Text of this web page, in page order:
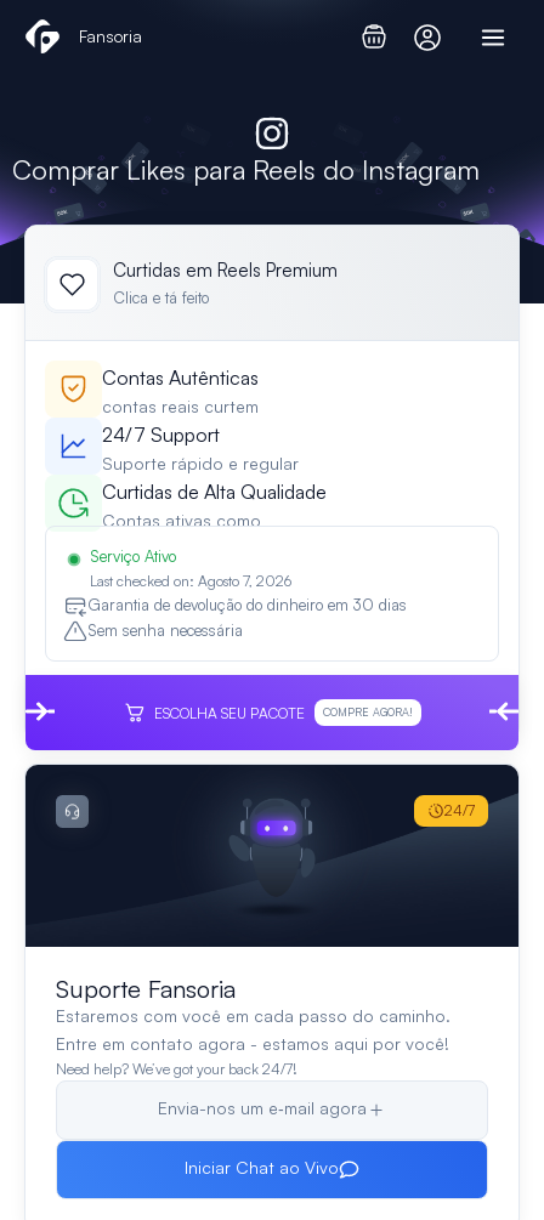
Fansoria
Comprar Likes para Reels do Instagram
Curtidas em Reels Premium
Clica e tá feito
Contas Autênticas
contas reais curtem
24/7 Support
Suporte rápido e regular
Curtidas de Alta Qualidade
Contas ativas como
Serviço Ativo
Last checked on: Agosto 7, 2026
Garantia de devolução do dinheiro em 30 dias
Sem senha necessária
ESCOLHA SEU PACOTE COMPRE AGORA!
Suporte Fansoria
Estaremos com você em cada passo do caminho.
Entre em contato agora - estamos aqui por você!
Need help? We’ve got your back 24/7!
Envia-nos um e‑mail agora
Iniciar Chat ao Vivo
24/7